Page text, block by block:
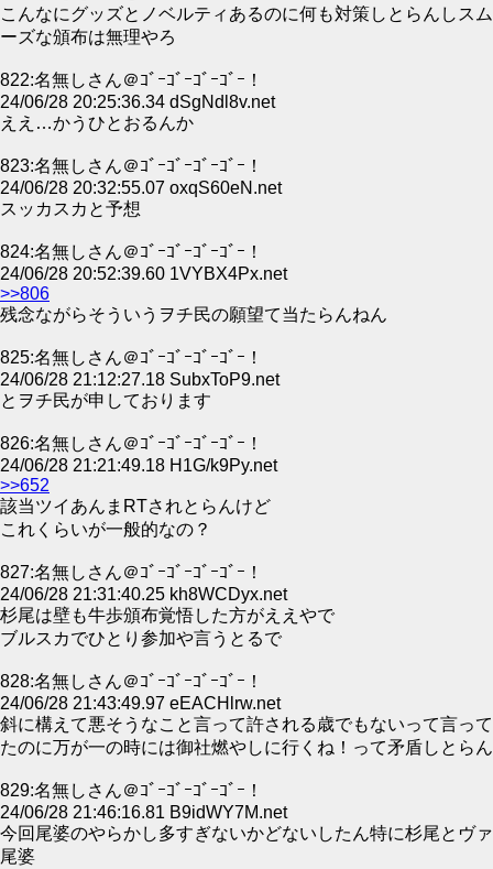
こんなにグッズとノベルティあるのに何も対策しとらんしスム
ーズな頒布は無理やろ
822:名無しさん＠ｺﾞｰｺﾞｰｺﾞｰｺﾞｰ！
24/06/28 20:25:36.34 dSgNdl8v.net
ええ…かうひとおるんか
823:名無しさん＠ｺﾞｰｺﾞｰｺﾞｰｺﾞｰ！
24/06/28 20:32:55.07 oxqS60eN.net
スッカスカと予想
824:名無しさん＠ｺﾞｰｺﾞｰｺﾞｰｺﾞｰ！
24/06/28 20:52:39.60 1VYBX4Px.net
>>806
残念ながらそういうヲチ民の願望て当たらんねん
825:名無しさん＠ｺﾞｰｺﾞｰｺﾞｰｺﾞｰ！
24/06/28 21:12:27.18 SubxToP9.net
とヲチ民が申しております
826:名無しさん＠ｺﾞｰｺﾞｰｺﾞｰｺﾞｰ！
24/06/28 21:21:49.18 H1G/k9Py.net
>>652
該当ツイあんまRTされとらんけど
これくらいが一般的なの？
827:名無しさん＠ｺﾞｰｺﾞｰｺﾞｰｺﾞｰ！
24/06/28 21:31:40.25 kh8WCDyx.net
杉尾は壁も牛歩頒布覚悟した方がええやで
ブルスカでひとり参加や言うとるで
828:名無しさん＠ｺﾞｰｺﾞｰｺﾞｰｺﾞｰ！
24/06/28 21:43:49.97 eEACHlrw.net
斜に構えて悪そうなこと言って許される歳でもないって言って
たのに万が一の時には御社燃やしに行くね！って矛盾しとらん
829:名無しさん＠ｺﾞｰｺﾞｰｺﾞｰｺﾞｰ！
24/06/28 21:46:16.81 B9idWY7M.net
今回尾婆のやらかし多すぎないかどないしたん特に杉尾とヴァ
尾婆